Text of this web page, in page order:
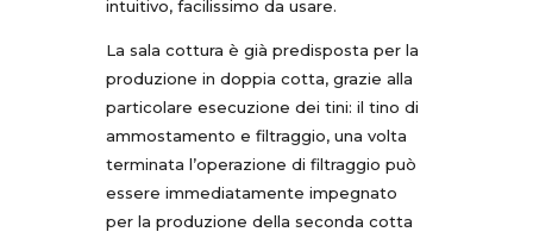
intuitivo, facilissimo da usare.
La sala cottura è già predisposta per la
produzione in doppia cotta, grazie alla
particolare esecuzione dei tini: il tino di
ammostamento e filtraggio, una volta
terminata l’operazione di filtraggio può
essere immediatamente impegnato
per la produzione della seconda cotta